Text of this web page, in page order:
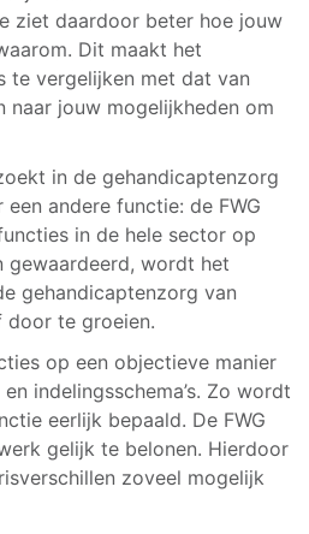
ziet daardoor beter hoe jouw
Dit maakt het
te vergelijken met dat van
naar jouw mogelijkheden om
in de gehandicaptenzorg
andere functie: de FWG
in de hele sector op
gewaardeerd, wordt het
gehandicaptenzorg van
door te groeien.
op een objectieve manier
indelingsschema’s. Zo wordt
eerlijk bepaald. De FWG
gelijk te belonen. Hierdoor
zoveel mogelijk